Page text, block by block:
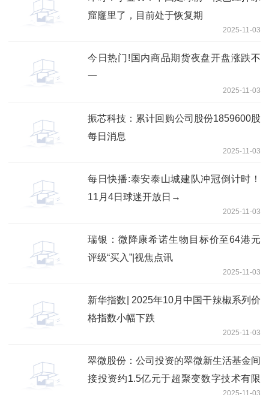
窟窿里了，目前处于恢复期
2025-11-03
今日热门!国内商品期货夜盘开盘涨跌不
一
2025-11-03
振芯科技：累计回购公司股份1859600股
每日消息
2025-11-03
每日快播:泰安泰山城建队冲冠倒计时！
11月4日球迷开放日→
2025-11-03
瑞银：微降康希诺生物目标价至64港元
评级“买入”|视焦点讯
2025-11-03
新华指数| 2025年10月中国干辣椒系列价
格指数小幅下跌
2025-11-03
翠微股份：公司投资的翠微新生活基金间
接投资约1.5亿元于超聚变数字技术有限
2025-11-03